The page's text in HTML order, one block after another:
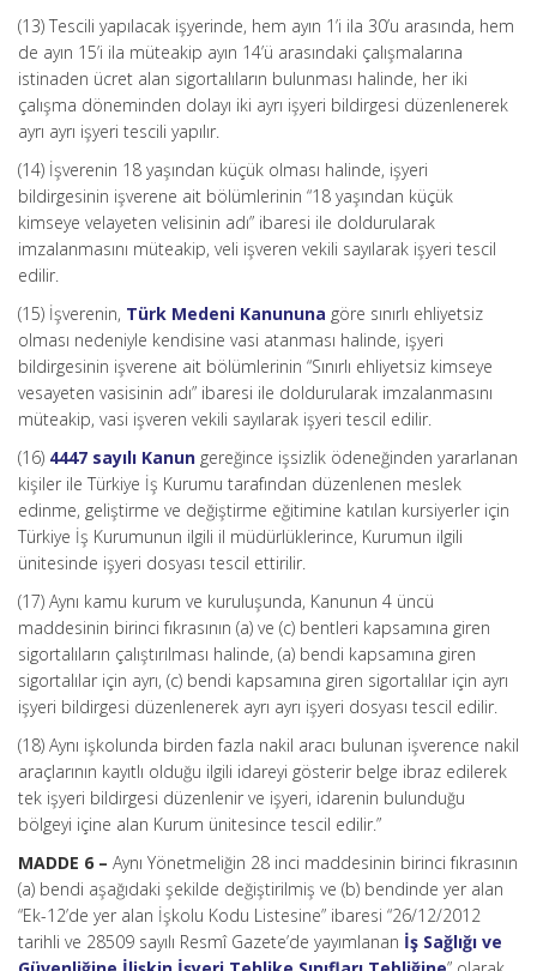
(13) Tescili yapılacak işyerinde, hem ayın 1’i ila 30’u arasında, hem
de ayın 15’i ila müteakip ayın 14’ü arasındaki çalışmalarına
istinaden ücret alan sigortalıların bulunması halinde, her iki
çalışma döneminden dolayı iki ayrı işyeri bildirgesi düzenlenerek
ayrı ayrı işyeri tescili yapılır.
(14) İşverenin 18 yaşından küçük olması halinde, işyeri
bildirgesinin işverene ait bölümlerinin “18 yaşından küçük
kimseye velayeten velisinin adı” ibaresi ile doldurularak
imzalanmasını müteakip, veli işveren vekili sayılarak işyeri tescil
edilir.
(15) İşverenin, Türk Medeni Kanununa göre sınırlı ehliyetsiz
olması nedeniyle kendisine vasi atanması halinde, işyeri
bildirgesinin işverene ait bölümlerinin “Sınırlı ehliyetsiz kimseye
vesayeten vasisinin adı” ibaresi ile doldurularak imzalanmasını
müteakip, vasi işveren vekili sayılarak işyeri tescil edilir.
(16) 4447 sayılı Kanun gereğince işsizlik ödeneğinden yararlanan
kişiler ile Türkiye İş Kurumu tarafından düzenlenen meslek
edinme, geliştirme ve değiştirme eğitimine katılan kursiyerler için
Türkiye İş Kurumunun ilgili il müdürlüklerince, Kurumun ilgili
ünitesinde işyeri dosyası tescil ettirilir.
(17) Aynı kamu kurum ve kuruluşunda, Kanunun 4 üncü
maddesinin birinci fıkrasının (a) ve (c) bentleri kapsamına giren
sigortalıların çalıştırılması halinde, (a) bendi kapsamına giren
sigortalılar için ayrı, (c) bendi kapsamına giren sigortalılar için ayrı
işyeri bildirgesi düzenlenerek ayrı ayrı işyeri dosyası tescil edilir.
(18) Aynı işkolunda birden fazla nakil aracı bulunan işverence nakil
araçlarının kayıtlı olduğu ilgili idareyi gösterir belge ibraz edilerek
tek işyeri bildirgesi düzenlenir ve işyeri, idarenin bulunduğu
bölgeyi içine alan Kurum ünitesince tescil edilir.”
MADDE 6 – Aynı Yönetmeliğin 28 inci maddesinin birinci fıkrasının
(a) bendi aşağıdaki şekilde değiştirilmiş ve (b) bendinde yer alan
“Ek-12’de yer alan İşkolu Kodu Listesine” ibaresi “26/12/2012
tarihli ve 28509 sayılı Resmî Gazete’de yayımlanan İş Sağlığı ve